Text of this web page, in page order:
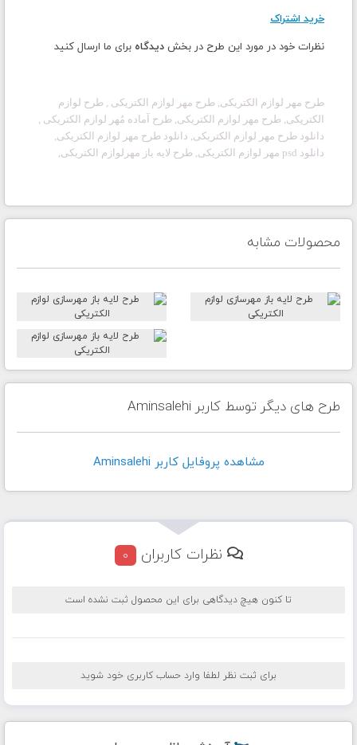
خرید اشتراک
نظرات خود در مورد این طرح در بخش دیدگاه برای ما ارسال کنید
طرح مهر لوازم الکتریکی, طرح مهر لوازم الکتریکی , طرح لوازم
الکتریکی, طرح مهر لوازم الکتریکی, طرح آماده مُهر لوازم الکتریکی ,
دانلود طرح مهر لوازم الکتریکی, دانلود طرح مهر لوازم الکتریکی,
دانلود psd مهر
لوازم الکتریکی, طرح لایه باز مهر لوازم الکتریکی,
محصولات مشابه
طرح های دیگر توسط کاربر Aminsalehi
مشاهده پروفايل کاربر Aminsalehi
نظرات کاربران 0
تا کنون هیچ دیدگاهی برای این محصول ثبت نشده است
برای ثبت نظر لطفا وارد حساب کاربری خود شوید